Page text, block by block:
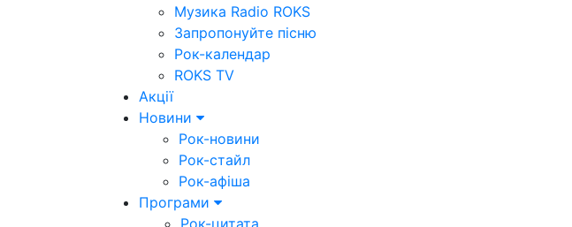
Музика Radio ROKS
Запропонуйте пісню
Рок-календар
ROKS TV
Акції
Новини
Рок-новини
Рок-стайл
Рок-афіша
Програми
Рок-цитата